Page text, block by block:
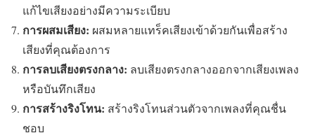
แก้ไขเสียงอย่างมีความระเบียบ
การผสมเสียง: ผสมหลายแทร็คเสียงเข้าด้วยกันเพื่อสร้าง
เสียงที่คุณต้องการ
การลบเสียงตรงกลาง: ลบเสียงตรงกลางออกจากเสียงเพลง
หรือบันทึกเสียง
การสร้างริงโทน: สร้างริงโทนส่วนตัวจากเพลงที่คุณชื่น
ชอบ